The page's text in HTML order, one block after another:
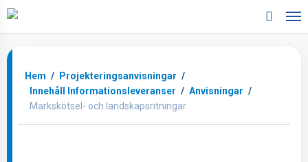
Skip
to
main
content
search
Hem / Projekteringsanvisningar /
Innehåll Informationsleveranser / Anvisningar /
Markskötsel- och landskapsritningar